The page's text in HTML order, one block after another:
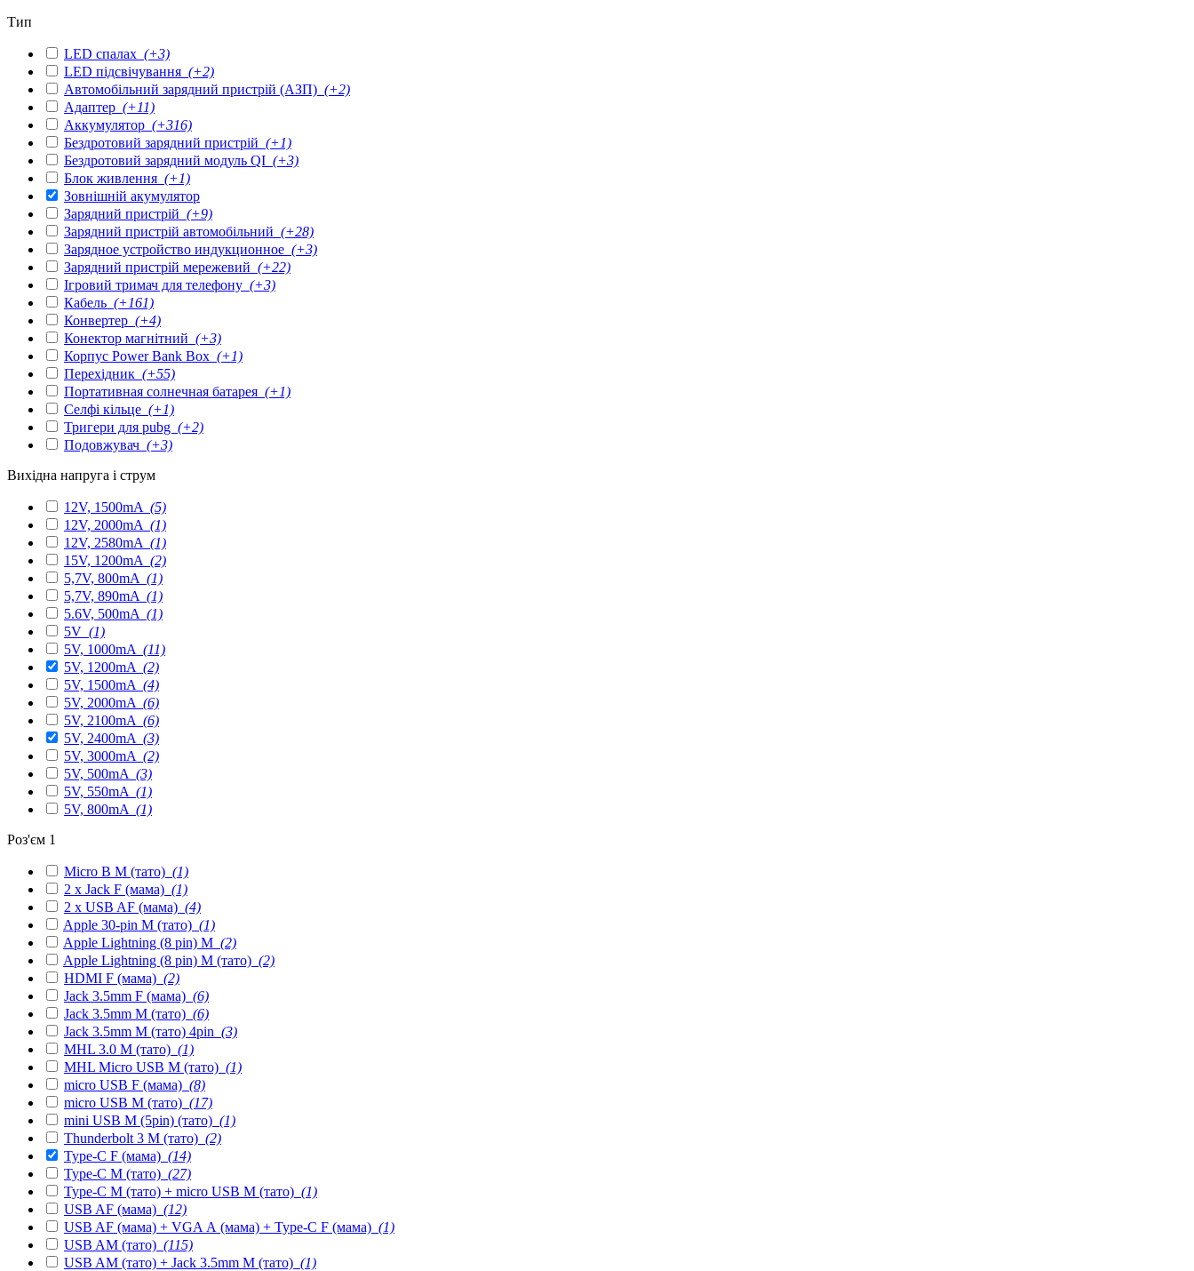
Тип
LED спалах (+3)
LED підсвічування (+2)
Автомобільний зарядний пристрій (АЗП) (+2)
Адаптер (+11)
Аккумулятор (+316)
Бездротовий зарядний пристрій (+1)
Бездротовий зарядний модуль QI (+3)
Блок живлення (+1)
Зовнішній акумулятор
Зарядний пристрій (+9)
Зарядний пристрій автомобільний (+28)
Зарядное устройство индукционное (+3)
Зарядний пристрій мережевий (+22)
Ігровий тримач для телефону (+3)
Кабель (+161)
Конвертер (+4)
Конектор магнітний (+3)
Корпус Power Bank Box (+1)
Перехідник (+55)
Портативная солнечная батарея (+1)
Селфі кільце (+1)
Тригери для pubg (+2)
Подовжувач (+3)
Вихідна напруга і струм
12V, 1500mA (5)
12V, 2000mA (1)
12V, 2580mA (1)
15V, 1200mA (2)
5,7V, 800mA (1)
5,7V, 890mA (1)
5.6V, 500mA (1)
5V (1)
5V, 1000mA (11)
5V, 1200mA (2)
5V, 1500mA (4)
5V, 2000mA (6)
5V, 2100mA (6)
5V, 2400mA (3)
5V, 3000mA (2)
5V, 500mA (3)
5V, 550mA (1)
5V, 800mA (1)
Роз'єм 1
Micro B M (тато) (1)
2 x Jack F (мама) (1)
2 x USB AF (мама) (4)
Apple 30-pin M (тато) (1)
Apple Lightning (8 pin) M (2)
Apple Lightning (8 pin) M (тато) (2)
HDMI F (мама) (2)
Jack 3.5mm F (мама) (6)
Jack 3.5mm M (тато) (6)
Jack 3.5mm M (тато) 4pin (3)
MHL 3.0 M (тато) (1)
MHL Micro USB M (тато) (1)
micro USB F (мама) (8)
micro USB M (тато) (17)
mini USB M (5pin) (тато) (1)
Thunderbolt 3 M (тато) (2)
Type-C F (мама) (14)
Type-C M (тато) (27)
Type-C M (тато) + micro USB M (тато) (1)
USB AF (мама) (12)
USB AF (мама) + VGA А (мама) + Type-C F (мама) (1)
USB AM (тато) (115)
USB AM (тато) + Jack 3.5mm M (тато) (1)